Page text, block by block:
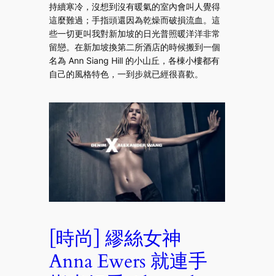
持續寒冷，沒想到沒有暖氣的室內會叫人覺得
這麼難過；手指頭還因為乾燥而破損流血。這
些一切更叫我對新加坡的日光普照暖洋洋非常
留戀。在新加坡換第二所酒店的時候搬到一個
名為 Ann Siang Hill 的小山丘，各棟小樓都有
自己的風格特色，一到步就已經很喜歡。
[時尚] 繆絲女神
Anna Ewers 就連手